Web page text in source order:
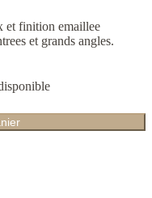
et finition emaillee
et grands angles.